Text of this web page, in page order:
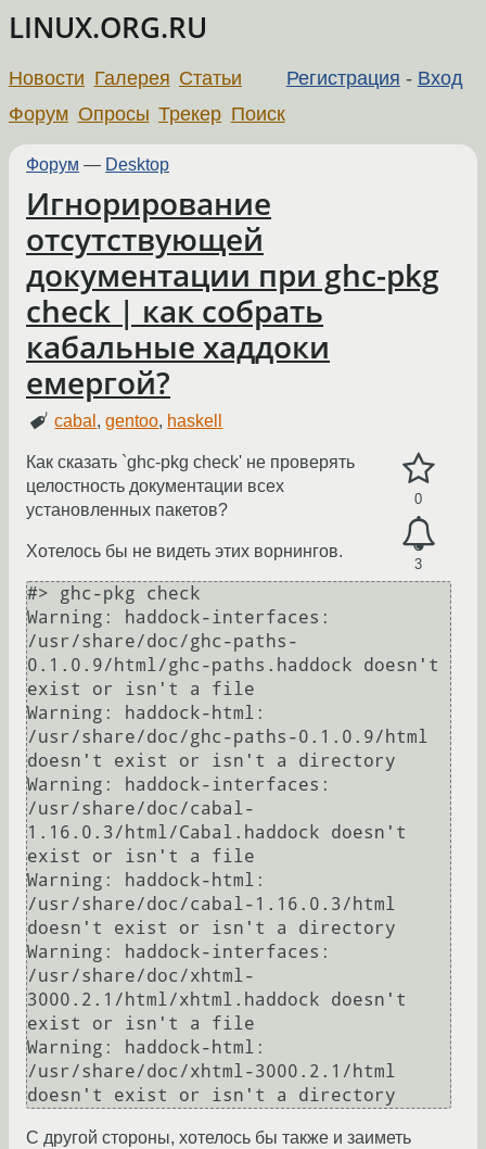
LINUX.ORG.RU
Регистрация - Вход
Новости Галерея Статьи
Форум Опросы Трекер Поиск
Форум — Desktop
Игнорирование
отсутствующей
документации при ghc-pkg
check | как собрать
кабальные хаддоки
емергой?
cabal ,gentoo, haskell
0
3
Как сказать `ghc-pkg check' не проверять
целостность документации всех
установленных пакетов?
Хотелось бы не видеть этих ворнингов.
#> ghc-pkg check
Warning: haddock-interfaces:
/usr/share/doc/ghc-paths-
0.1.0.9/html/ghc-paths.haddock doesn't
exist or isn't a file
Warning: haddock-html:
/usr/share/doc/ghc-paths-0.1.0.9/html
doesn't exist or isn't a directory
Warning: haddock-interfaces:
/usr/share/doc/cabal-
1.16.0.3/html/Cabal.haddock doesn't
exist or isn't a file
Warning: haddock-html:
/usr/share/doc/cabal-1.16.0.3/html
doesn't exist or isn't a directory
Warning: haddock-interfaces:
/usr/share/doc/xhtml-
3000.2.1/html/xhtml.haddock doesn't
exist or isn't a file
Warning: haddock-html:
/usr/share/doc/xhtml-3000.2.1/html
С другой стороны, хотелось бы также и заиметь